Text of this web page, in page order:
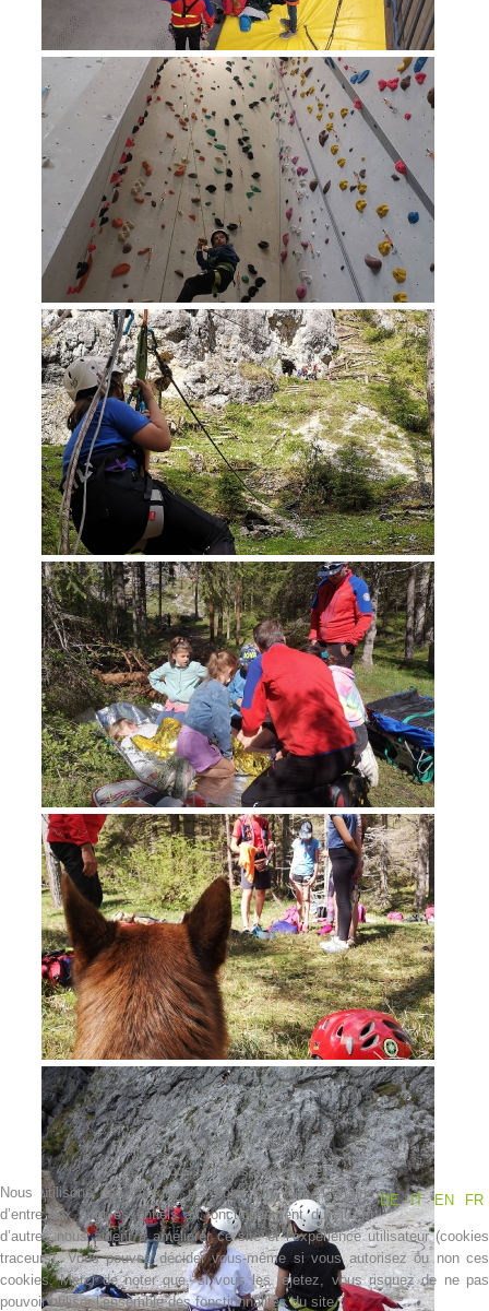
Procédure d'alarme
Opération de sauvetage
Contakt
NEWS
Nous utilisons des cookies
DE
IT EN FR
Nous utilisons des cookies sur notre site web. Certains
d’entre eux sont essentiels au fonctionnement du site et
d’autres nous aident à améliorer ce site et l’expérience utilisateur (cookies
traceurs). Vous pouvez décider vous-même si vous autorisez ou non ces
cookies. Merci de noter que, si vous les rejetez, vous risquez de ne pas
pouvoir utiliser l’ensemble des fonctionnalités du site.